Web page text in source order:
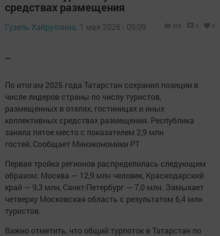
средствах размещения
Гузель Хайруллина, 1 мая 2026 - 09:09 805 0 0
…
По итогам 2025 года Татарстан сохранил позиции в
числе лидеров страны по числу туристов,
размещенных в отелях, гостиницах и иных
коллективных средствах размещения. Республика
заняла пятое место с показателем 2,9 млн
гостей, Сообщает Минэкономики РТ
Первая тройка регионов распределилась следующим
образом: Москва — 12,9 млн человек, Краснодарский
край — 9,3 млн, Санкт-Петербург — 7,0 млн. Замыкает
четверку Московская область с результатом 6,4 млн
туристов.
Важно отметить, что общий турпоток в Татарстан по